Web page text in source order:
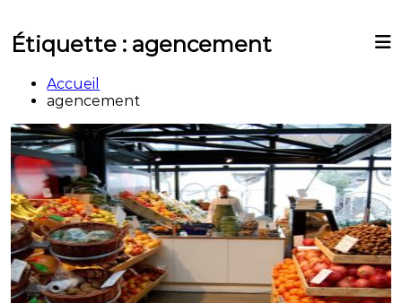
Étiquette : agencement
Accueil
agencement